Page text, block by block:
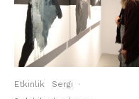
Etkinlik Sergi
·